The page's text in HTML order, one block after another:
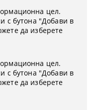
цел.
с бутона "Добави в
да изберете
цел.
с бутона "Добави в
да изберете